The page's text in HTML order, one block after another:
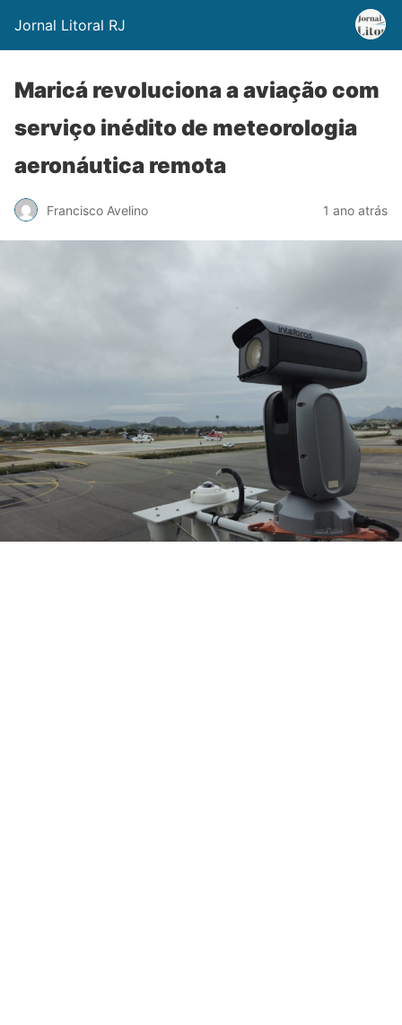
Jornal Litoral RJ
Maricá revoluciona a aviação com
serviço inédito de meteorologia
aeronáutica remota
Francisco Avelino 1 ano atrás